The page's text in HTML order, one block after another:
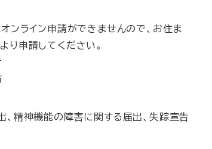
ンライン申請ができませんので、お住ま
申請してください。
精神機能の障害に関する届出、失踪宣告